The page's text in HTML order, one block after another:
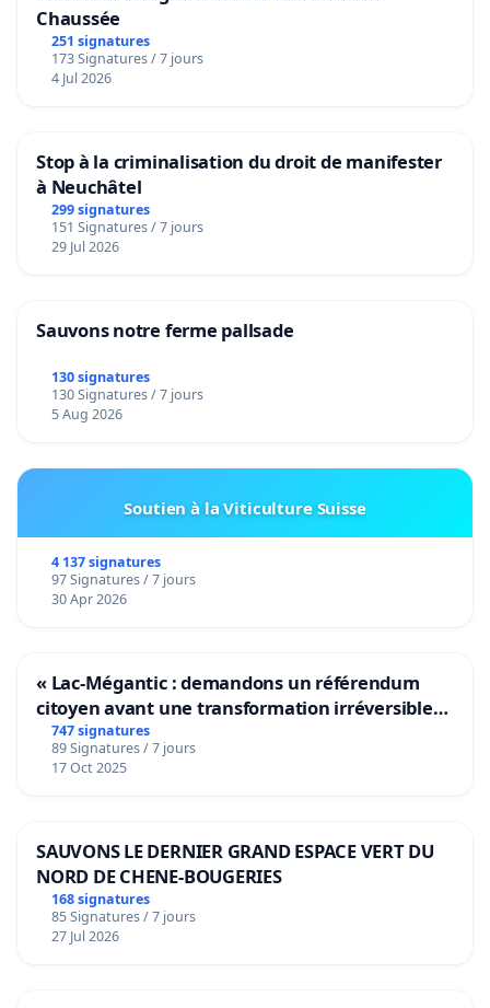
Chaussée
251 signatures
173 Signatures / 7 jours
4 Jul 2026
Stop à la criminalisation du droit de manifester
à Neuchâtel
299 signatures
151 Signatures / 7 jours
29 Jul 2026
Sauvons notre ferme pallsade
130 signatures
130 Signatures / 7 jours
5 Aug 2026
Soutien à la Viticulture Suisse
4 137 signatures
97 Signatures / 7 jours
30 Apr 2026
« Lac-Mégantic : demandons un référendum
citoyen avant une transformation irréversible
de notre territoire »
747 signatures
89 Signatures / 7 jours
17 Oct 2025
SAUVONS LE DERNIER GRAND ESPACE VERT DU
NORD DE CHENE-BOUGERIES
168 signatures
85 Signatures / 7 jours
27 Jul 2026